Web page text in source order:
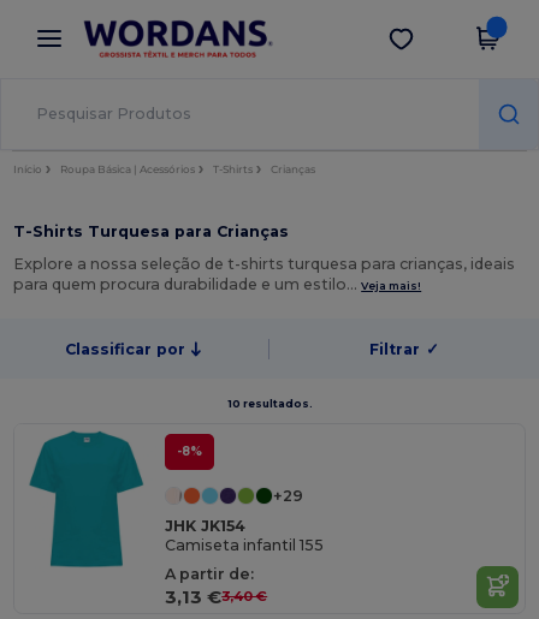
× App Wordans
Melhores preços na app!
Obter app
Início Roupa Básica | Acessórios T-Shirts Crianças
T-Shirts Turquesa para Crianças
Explore a nossa seleção de t-shirts turquesa para crianças, ideais
para quem procura durabilidade e um estilo…Veja mais!
Classificar por Filtrar ✓
10 resultados.
-8%
+29
JHK JK154
Camiseta infantil 155
A partir de:
3,13 €3,40 €